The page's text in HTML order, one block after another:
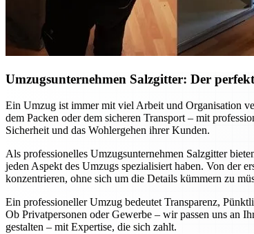
Umzugsunternehmen Salzgitter: Der
Ein Umzug ist immer mit viel Arbeit und Organisation
dem Packen oder dem sicheren Transport – mit
Sicherheit und das Wohlergehen ihrer Kunden.
Als professionelles Umzugsunternehmen Salzgitter
jeden Aspekt des Umzugs spezialisiert haben. Von der
konzentrieren, ohne sich um die Details kümmern zu
Ein professioneller Umzug bedeutet Transparenz,
Ob Privatpersonen oder Gewerbe – wir passen uns an
gestalten – mit Expertise, die sich zahlt.